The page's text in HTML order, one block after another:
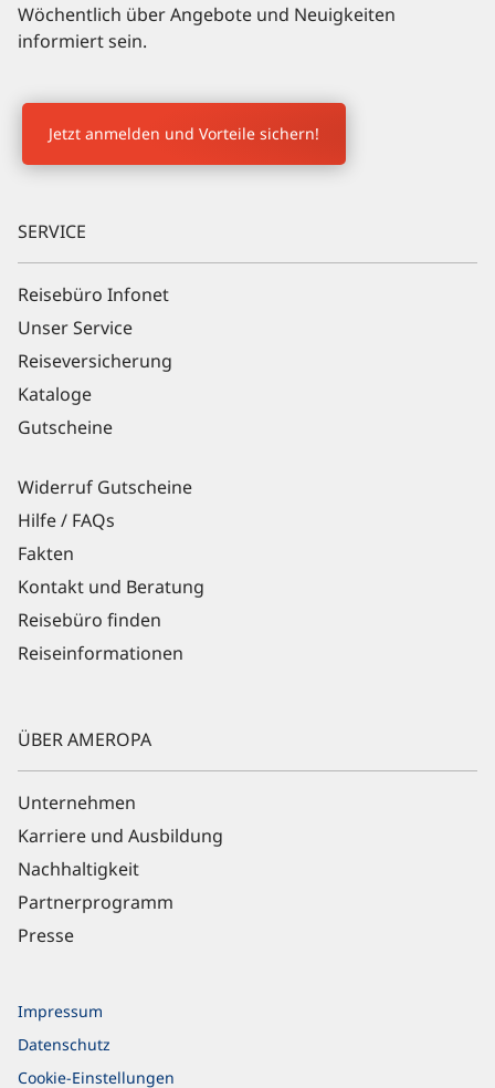
SERVICE
Reisebüro Infonet
Unser Service
Reiseversicherung
Kataloge
Gutscheine
Widerruf Gutscheine
Hilfe / FAQs
Fakten
Kontakt und Beratung
Reisebüro finden
Reiseinformationen
ÜBER AMEROPA
Unternehmen
Karriere und Ausbildung
Nachhaltigkeit
Partnerprogramm
Presse
Impressum
Datenschutz
Cookie-Einstellungen
Wöchentlich über Angebote und Neuigkeiten
informiert sein.
Newsletter Anmeldung
Jetzt anmelden und Vorteile sichern!